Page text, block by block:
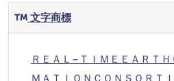
文字商標
ＲＥＡＬ−ＴＩＭＥＥＡＲＴ
ＭＡＴＩＯＮＣＯＮＳＯＲＴ